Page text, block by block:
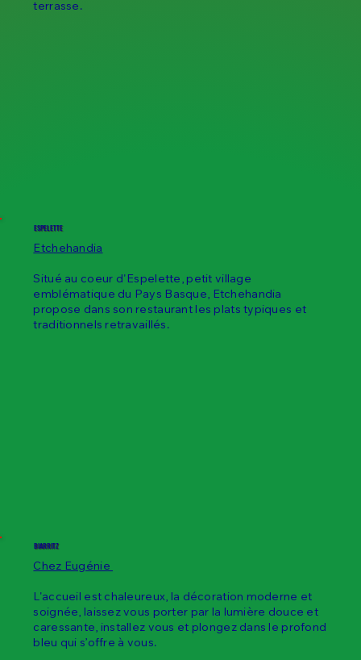
terrasse.
ESPELETTE
Etchehandia
Situé au coeur d'Espelette, petit village
emblématique du Pays Basque, Etchehandia
propose dans son restaurant les plats typiques et
traditionnels retravaillés.
BIARRITZ
Chez Eugénie
L'accueil est chaleureux, la décoration moderne et
soignée, laissez vous porter par la lumière douce et
caressante, installez vous et plongez dans le profond
bleu qui s’offre à vous.